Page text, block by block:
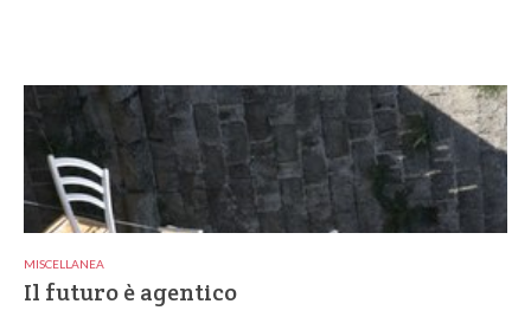
MISCELLANEA
Il futuro è agentico